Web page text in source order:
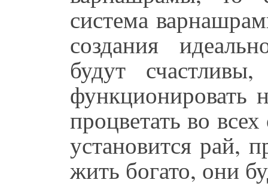
система
создания
будут
функционировать
процветать во
установится рай,
жить богато, они